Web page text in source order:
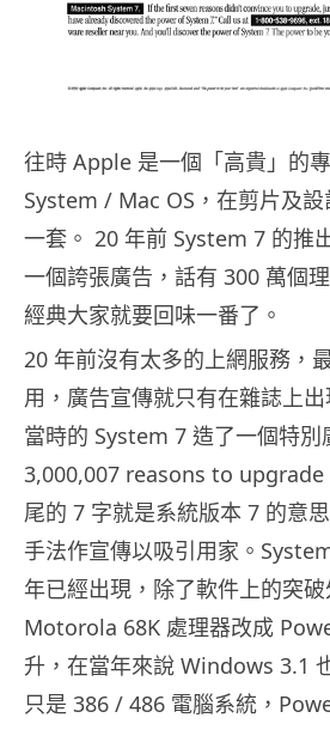
往時 Apple 是一個「高貴」的
System / Mac OS，在剪片及
一套。 20 年前 System 7 的推
一個誇張廣告，話有 300 萬個
經典大家就要回味一番了。
20 年前沒有太多的上網服務，
用，廣告宣傳就只有在雜誌上
當時的 System 7 造了一個特
3,000,007 reasons to
尾的 7 字就是系統版本 7 的意
手法作宣傳以吸引用家。
年已經出現，除了軟件上的突
Motorola 68K 處理器改成
升，在當年來說 Windows 3.1
只是 386 / 486 電腦系統，